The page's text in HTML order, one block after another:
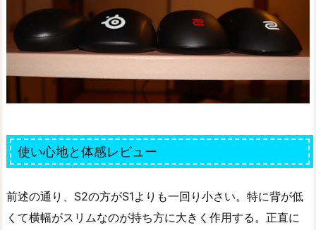
使い心地と体感レビュー
前述の通り、S2の方がS1よりも一回り小さい。特に背が低
くて横幅がスリムなのが持ち方に大きく作用する。正直に